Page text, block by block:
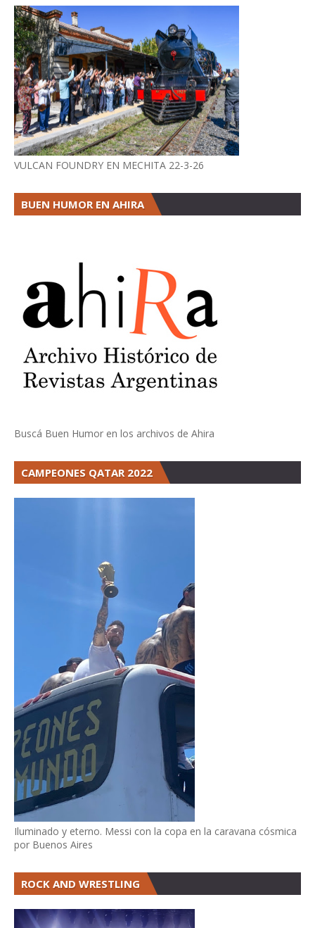
VULCAN FOUNDRY EN MECHITA 22-3-26
BUEN HUMOR EN AHIRA
Buscá Buen Humor en los archivos de Ahira
CAMPEONES QATAR 2022
Iluminado y eterno. Messi con la copa en la caravana cósmica
por Buenos Aires
ROCK AND WRESTLING